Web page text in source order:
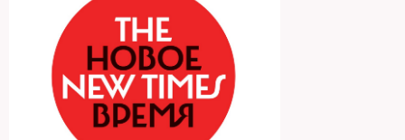
Суд признал законным включение Алексея Венедиктова в
реестр СМИ-иноагентов